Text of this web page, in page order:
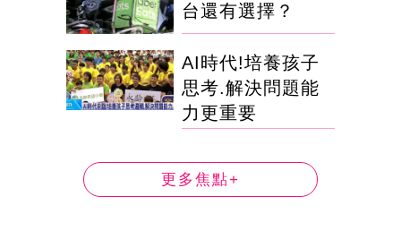
台還有選擇？
AI時代!培養孩子
思考.解決問題能
力更重要
更多焦點+